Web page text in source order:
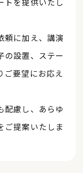
頼に加え、講演
の設置、ステー
ご要望にお応え
配慮し、あらゆ
ご提案いたしま